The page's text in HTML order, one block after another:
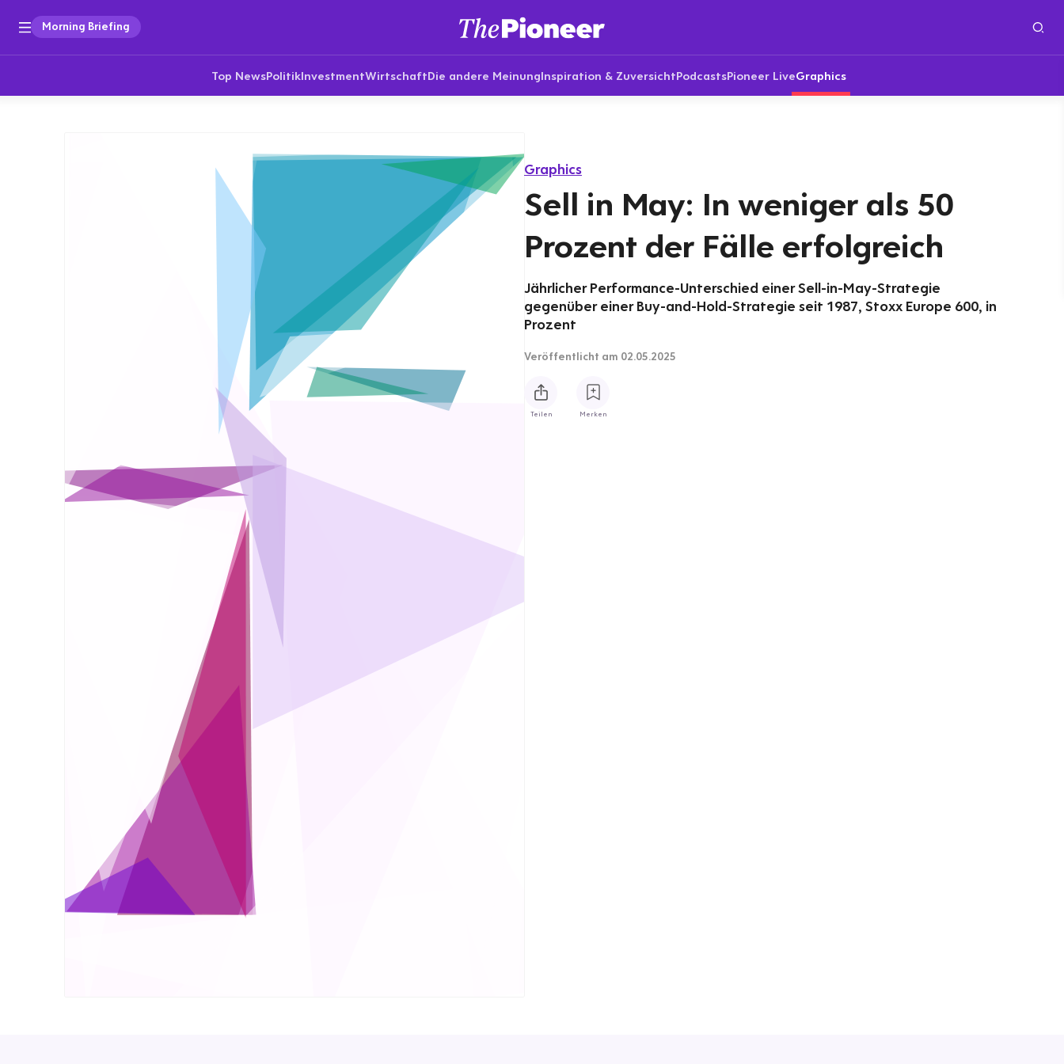
Morning Briefing
Top NewsPolitikInvestmentWirtschaftDie andere MeinungInspiration & ZuversichtPodcastsPioneer LiveGraphics
Graphics
Sell in May: In weniger als 50
Prozent der Fälle erfolgreich
Jährlicher Performance-Unterschied einer Sell-in-May-Strategie
gegenüber einer Buy-and-Hold-Strategie seit 1987, Stoxx Europe 600, in
Prozent
Veröffentlicht am 02.05.2025
Teilen Merken